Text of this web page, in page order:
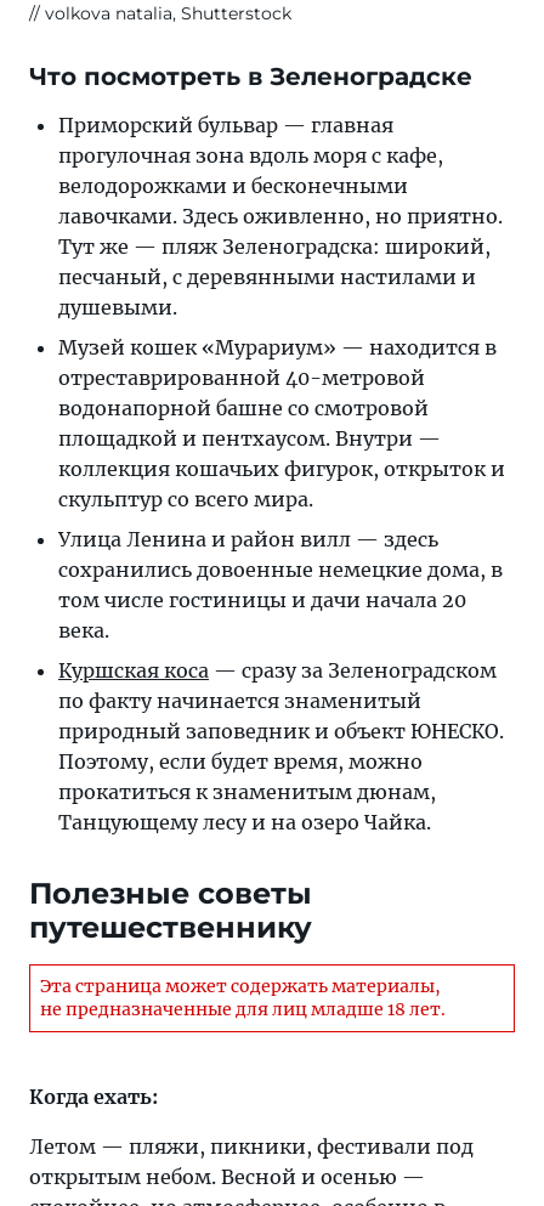
volkova natalia, Shutterstock
Что посмотреть в Зеленоградске
Приморский бульвар — главная
прогулочная зона вдоль моря с кафе,
велодорожками и бесконечными
лавочками. Здесь оживленно, но приятно.
Тут же — пляж Зеленоградска: широкий,
песчаный, с деревянными настилами и
душевыми.
Музей кошек «Мурариум» — находится в
отреставрированной 40-метровой
водонапорной башне со смотровой
площадкой и пентхаусом. Внутри —
коллекция кошачьих фигурок, открыток и
скульптур со всего мира.
Улица Ленина и район вилл — здесь
сохранились довоенные немецкие дома, в
том числе гостиницы и дачи начала 20
века.
Куршская коса — сразу за Зеленоградском
по факту начинается знаменитый
природный заповедник и объект ЮНЕСКО.
Поэтому, если будет время, можно
прокатиться к знаменитым дюнам,
Танцующему лесу и на озеро Чайка.
Полезные советы
путешественнику
Эта страница может содержать материалы,
не предназначенные для лиц младше 18 лет.
Когда ехать:
Летом — пляжи, пикники, фестивали под
открытым небом. Весной и осенью —